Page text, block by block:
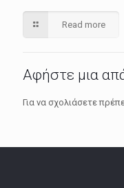
Read more
Αφήστε μια
Για να σχολιάσετε